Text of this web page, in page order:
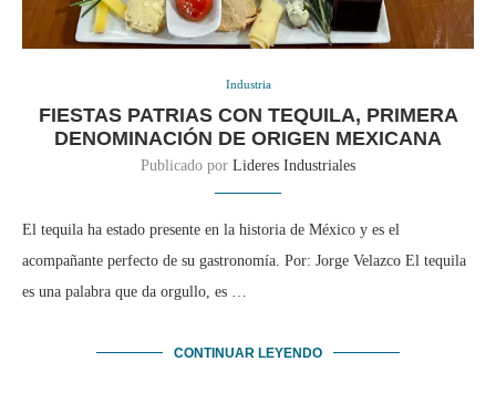
Industria
FIESTAS PATRIAS CON TEQUILA, PRIMERA
DENOMINACIÓN DE ORIGEN MEXICANA
Publicado por Lideres Industriales
El tequila ha estado presente en la historia de México y es el
acompañante perfecto de su gastronomía. Por: Jorge Velazco El tequila
es una palabra que da orgullo, es …
CONTINUAR LEYENDO